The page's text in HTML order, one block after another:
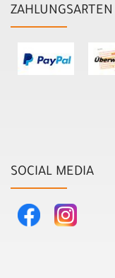
ZAHLUNGSARTEN
SOCIAL MEDIA